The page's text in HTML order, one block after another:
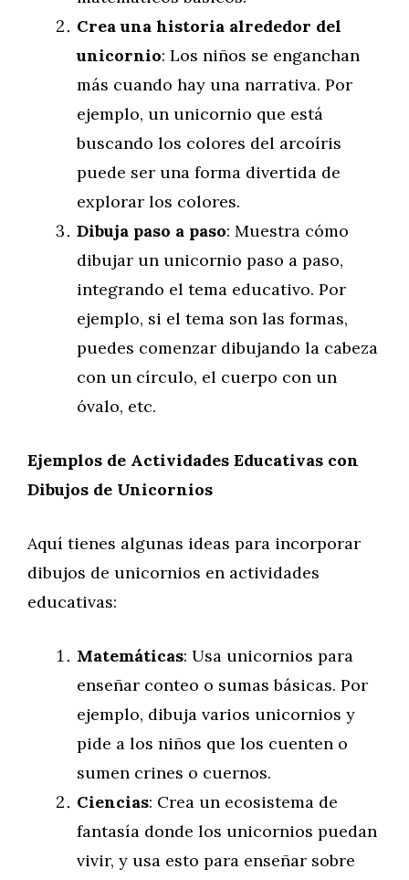
Crea una historia alrededor del
unicornio: Los niños se enganchan
más cuando hay una narrativa. Por
ejemplo, un unicornio que está
buscando los colores del arcoíris
puede ser una forma divertida de
explorar los colores.
Dibuja paso a paso: Muestra cómo
dibujar un unicornio paso a paso,
integrando el tema educativo. Por
ejemplo, si el tema son las formas,
puedes comenzar dibujando la cabeza
con un círculo, el cuerpo con un
óvalo, etc.
Ejemplos de Actividades Educativas con
Dibujos de Unicornios
Aquí tienes algunas ideas para incorporar
dibujos de unicornios en actividades
educativas:
Matemáticas: Usa unicornios para
enseñar conteo o sumas básicas. Por
ejemplo, dibuja varios unicornios y
pide a los niños que los cuenten o
sumen crines o cuernos.
Ciencias: Crea un ecosistema de
fantasía donde los unicornios puedan
vivir, y usa esto para enseñar sobre